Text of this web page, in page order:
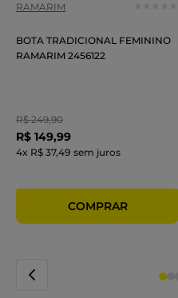
RAMARIM
BOTA TRADICIONAL FEMININO
RAMARIM 2456122
R$ 249,90
R$ 149,99
4x R$ 37,49 sem juros